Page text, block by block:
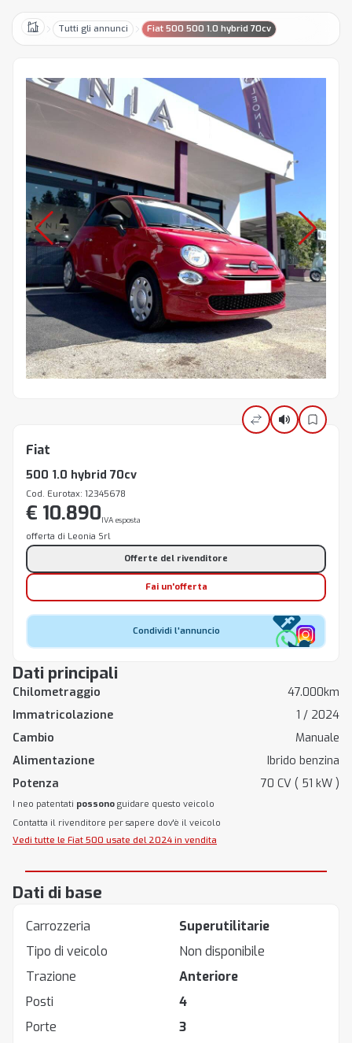
HomeTutti gli annunci Fiat 500 500 1.0 hybrid 70cv
Dati principali
Chilometraggio
47.000km
Immatricolazione
1 / 2024
Cambio
Manuale
Alimentazione
Ibrido benzina
Potenza
70 CV ( 51 kW )
I neo patentati possono guidare questo veicolo
Contatta il rivenditore per sapere dov'è il veicolo
Vedi tutte le Fiat 500 usate del 2024 in vendita
Fiat
500 1.0 hybrid 70cv
Cod. Eurotax: 12345678
€ 10.890IVA esposta
offerta di Leonia Srl
Offerte del rivenditore
Fai un'offerta
Condividi l'annuncio
Dati di base
Carrozzeria
Superutilitarie
Tipo di veicolo
Non disponibile
Trazione
Anteriore
Posti
4
Porte
3